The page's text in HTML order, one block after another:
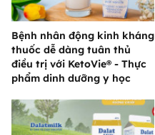
Bệnh nhân động kinh kháng
thuốc dễ dàng tuân thủ
điều trị với KetoVie® - Thực
phẩm dinh dưỡng y học